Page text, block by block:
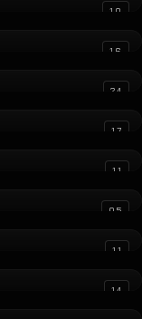
10
16
24
17
11
05
11
14